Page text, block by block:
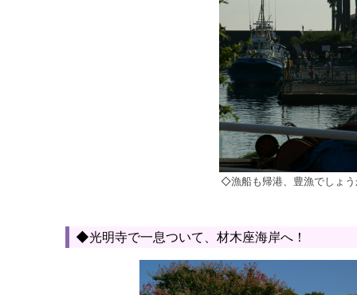
◇漁船も帰港、豊漁でしょう
◆光明寺で一息ついて、材木座海岸へ！